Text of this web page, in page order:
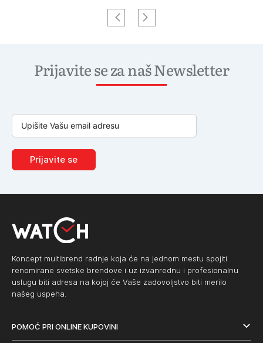
Prijavite se za naš Newsletter
Prijavite se
Koncept multibrend radnje koja će na jednom mestu spojiti
renomirane svetske brendove i uz izvanrednu i profesionalnu
uslugu biti adresa na kojoj će Vaše zadovoljstvo biti merilo
našeg uspeha.
POMOĆ PRI ONLINE KUPOVINI